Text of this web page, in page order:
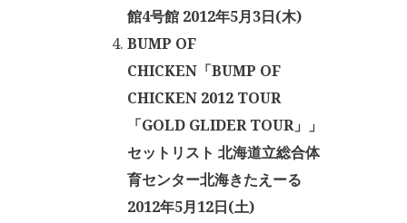
館4号館 2012年5月3日(木)
BUMP OF
CHICKEN「BUMP OF
CHICKEN 2012 TOUR
「GOLD GLIDER TOUR」」
セットリスト 北海道立総合体
育センター北海きたえーる
2012年5月12日(土)